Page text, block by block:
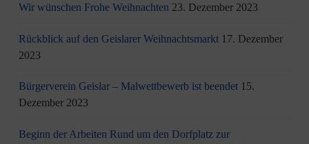
Wir wünschen Frohe Weihnachten 23. Dezember 2023
Rückblick auf den Geislarer Weihnachtsmarkt 17. Dezember
2023
Bürgerverein Geislar – Malwettbewerb ist beendet 15.
Dezember 2023
Beginn der Arbeiten Rund um den Dorfplatz zur